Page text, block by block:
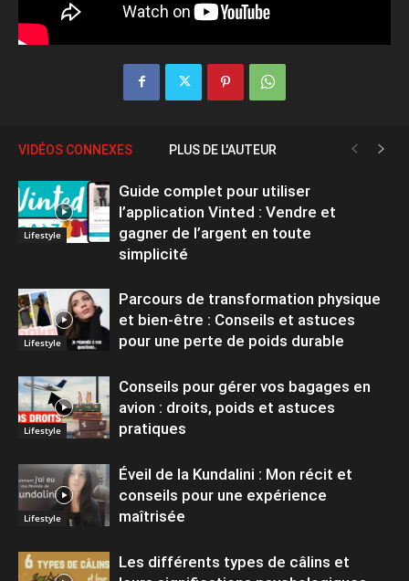
VIDÉOS CONNEXES PLUS DE L'AUTEUR
Lifestyle
Guide complet pour utiliser
l’application Vinted : Vendre et
gagner de l’argent en toute
simplicité
Lifestyle
Parcours de transformation physique
et bien-être : Conseils et astuces
pour une perte de poids durable
Lifestyle
Conseils pour gérer vos bagages en
avion : droits, poids et astuces
pratiques
Lifestyle
Éveil de la Kundalini : Mon récit et
conseils pour une expérience
maîtrisée
Les différents types de câlins et